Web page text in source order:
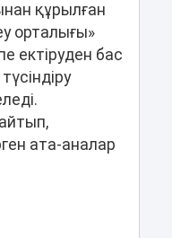
құрылған
орталығы»
ектіруден бас
ата-аналар